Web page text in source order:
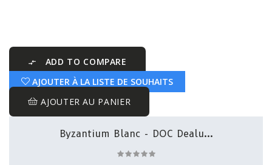

ADD TO COMPARE
AJOUTER À LA LISTE DE SOUHAITS
AJOUTER AU PANIER
Byzantium Blanc - DOC Dealu...